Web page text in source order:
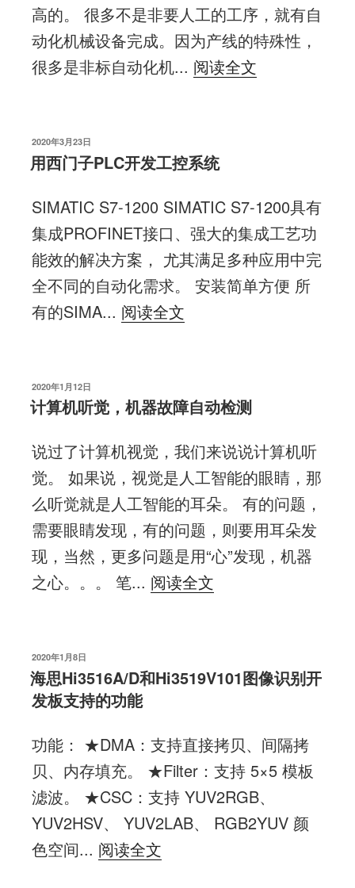
高的。 很多不是非要人工的工序，就有自
动化机械设备完成。因为产线的特殊性，
很多是非标自动化机... 阅读全文
发
布
于
2020年3月23日
用西门子PLC开发工控系统
SIMATIC S7-1200 SIMATIC S7-1200具有
集成PROFINET接口、强大的集成工艺功
能效的解决方案， 尤其满足多种应用中完
全不同的自动化需求。 安装简单方便 所
有的SIMA... 阅读全文
发
布
于
2020年1月12日
计算机听觉，机器故障自动检测
说过了计算机视觉，我们来说说计算机听
觉。 如果说，视觉是人工智能的眼睛，那
么听觉就是人工智能的耳朵。 有的问题，
需要眼睛发现，有的问题，则要用耳朵发
现，当然，更多问题是用“心”发现，机器
之心。。。 笔... 阅读全文
发
布
于
2020年1月8日
海思Hi3516A/D和Hi3519V101图像识别开
发板支持的功能
功能： ★DMA：支持直接拷贝、间隔拷
贝、内存填充。 ★Filter：支持 5×5 模板
滤波。 ★CSC：支持 YUV2RGB、
YUV2HSV、 YUV2LAB、 RGB2YUV 颜
色空间... 阅读全文